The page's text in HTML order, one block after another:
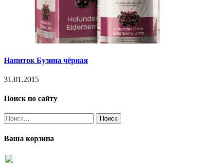
Напиток Бузина чёрная
31.01.2015
Поиск по сайту
Найти:
Ваша корзина